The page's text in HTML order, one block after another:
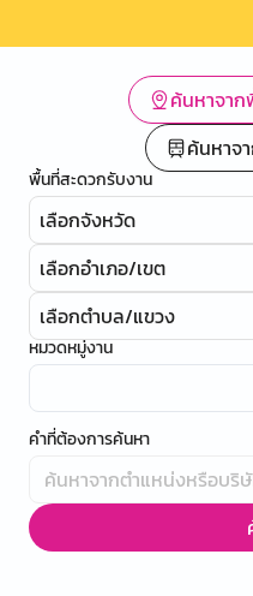
ค้นหาจา
ค้นหาจ
พื้นที่สะดวกรับงาน
เลือกจังหวัด
เลือกอำเภอ/เขต
เลือกตำบล/แขวง
หมวดหมู่งาน
คำที่ต้องการค้นหา